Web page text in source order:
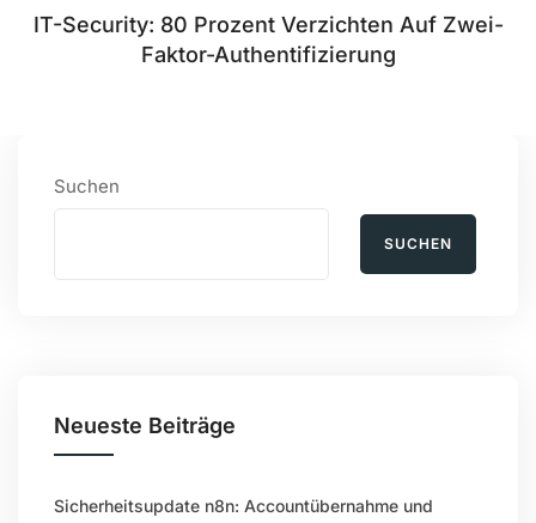
IT-Security: 80 Prozent Verzichten Auf Zwei-
Faktor-Authentifizierung
Suchen
SUCHEN
Neueste Beiträge
Sicherheitsupdate n8n: Accountübernahme und